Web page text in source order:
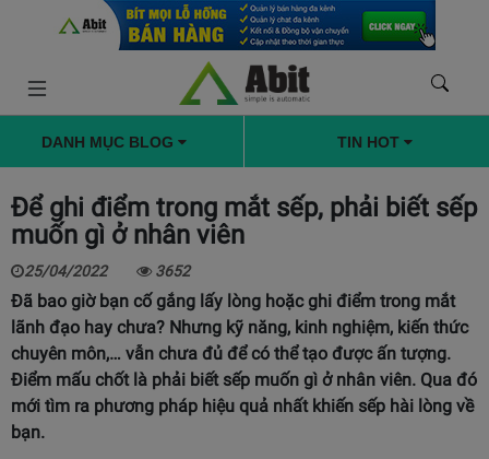
DANH MỤC BLOG TIN HOT
Để ghi điểm trong mắt sếp, phải biết sếp
muốn gì ở nhân viên
25/04/2022 3652
Đã bao giờ bạn cố gắng lấy lòng hoặc ghi điểm trong mắt
lãnh đạo hay chưa? Nhưng kỹ năng, kinh nghiệm, kiến thức
chuyên môn,… vẫn chưa đủ để có thể tạo được ấn tượng.
Điểm mấu chốt là phải biết sếp muốn gì ở nhân viên. Qua đó
mới tìm ra phương pháp hiệu quả nhất khiến sếp hài lòng về
bạn.